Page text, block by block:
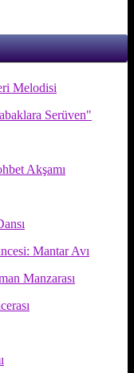
Melodisi
Serüven"
Akşamı
Mantar Avı
Manzarası